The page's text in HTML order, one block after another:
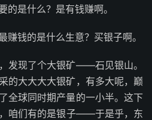
的是什么？是有钱赚啊。
赚钱的是什么生意？买银子啊。
发现了个大银矿——石见银山。
的大大大大银矿，有多大呢，巅
全球同时期产量的一小半。这下
咱们有的是银子——于是乎，东